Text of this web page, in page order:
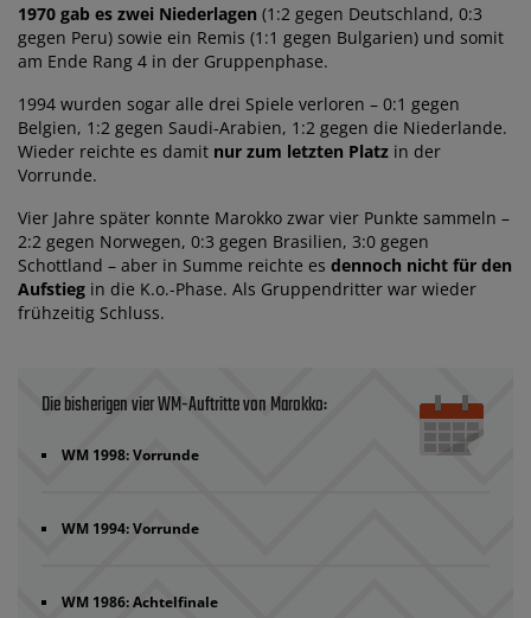
1970 gab es zwei Niederlagen (1:2 gegen Deutschland, 0:3
gegen Peru) sowie ein Remis (1:1 gegen Bulgarien) und somit
am Ende Rang 4 in der Gruppenphase.
1994 wurden sogar alle drei Spiele verloren – 0:1 gegen
Belgien, 1:2 gegen Saudi-Arabien, 1:2 gegen die Niederlande.
Wieder reichte es damit nur zum letzten Platz in der
Vorrunde.
Vier Jahre später konnte Marokko zwar vier Punkte sammeln –
2:2 gegen Norwegen, 0:3 gegen Brasilien, 3:0 gegen
Schottland – aber in Summe reichte es dennoch nicht für den
Aufstieg in die K.o.-Phase. Als Gruppendritter war wieder
frühzeitig Schluss.
Die bisherigen vier WM-Auftritte von Marokko:
WM 1998: Vorrunde
WM 1994: Vorrunde
WM 1986: Achtelfinale